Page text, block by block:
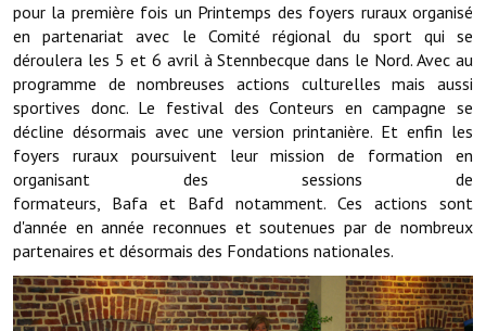
Procès verbaux des conseils municipaux
Communication
Le bulletin municipal : Fressinfo & Le Fressinois
Toutes les publications
Le village dans l'intercommunalité
Communauté de communes
Autres groupements
pour la première fois un Printemps des foyers ruraux organisé
en partenariat avec le Comité régional du sport qui se
déroulera les 5 et 6 avril à Stennbecque dans le Nord. Avec au
programme de nombreuses actions culturelles mais aussi
sportives donc. Le festival des Conteurs en campagne se
décline désormais avec une version printanière. Et enfin les
foyers ruraux poursuivent leur mission de formation en
organisant des sessions de
formateurs, Bafa et Bafd notamment. Ces actions sont
d'année en année reconnues et soutenues par de nombreux
partenaires et désormais des Fondations nationales.